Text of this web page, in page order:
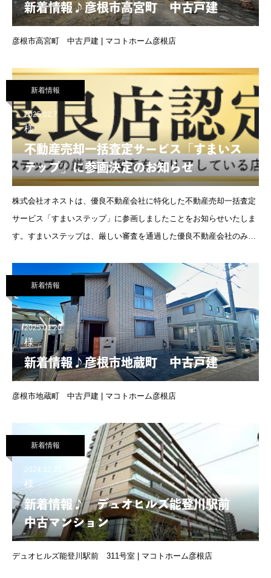
新着情報♪彦根市高宮町 中古戸建
彦根市高宮町 中古戸建 | マコトホーム彦根店
新着情報
2025.02.7
様
不動産売却一括査定サービス「すまいス
テップ」に参画決定のお知らせ
株式会社オネストは、優良不動産会社に特化した不動産売却一括査定
サービス「すまいステップ」に参画しましたことをお知らせいたしま
す。すまいステップは、厳しい審査を通過した優良不動産会社のみを
新着情報
2025.01.20
様
新着情報♪彦根市地蔵町 中古戸建
彦根市地蔵町 中古戸建 | マコトホーム彦根店
新着情報
2024.12.23
様
新着情報♪ デュオヒルズ能登川駅前
中古マンション
デュオヒルズ能登川駅前 311号室 | マコトホーム彦根店